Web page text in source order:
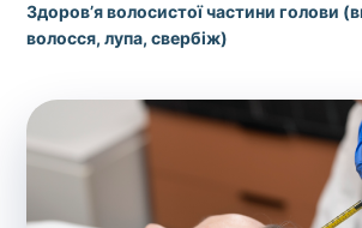
Здоров’я волосистої частини голови
волосся, лупа, свербіж)
* Додатково оплачується (залежно від
Вартість забору біоматеріалу